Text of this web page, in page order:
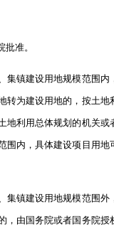
准。
镇建设用地规模范围内
转为建设用地的，按土地
地利用总体规划的机关或
围内，具体建设项目用地
镇建设用地规模范围外
，由国务院或者国务院授